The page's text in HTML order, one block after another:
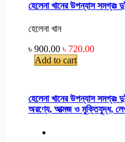
হেলেনা খানের উপন্যাস সমগ্রঃ
হেলেনা খান
৳ 900.00 ৳ 720.00
Add to cart
হেলেনা খানের উপন্যাস সমগ্রঃ
অরণ্যে, আত্মজ ও মুক্তিযুদ্ধ,